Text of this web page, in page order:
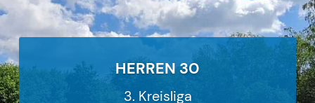
HERREN 30
3. Kreisliga